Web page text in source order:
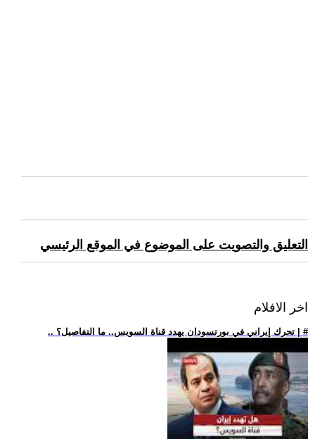
التعليق والتصويت على الموضوع في الموقع الرئيسي
اخر الافلام
.. تحرك إيراني في بورتسودان يهدد قناة السويس.. ما التفاصيل؟ | #